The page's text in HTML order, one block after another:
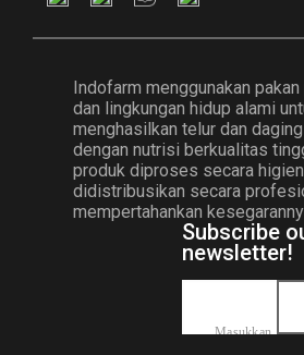
Indofarm menggunakan pakan
dan lingkungan hidup alami
menghasilkan telur dan
dengan nutrisi berkualitas
produk diproses secara
didistribusikan secara
mempertahankan
Subscribe
newsletter!